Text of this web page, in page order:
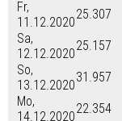
Fr,
11.12.2020
25.307
Sa,
12.12.2020
25.157
So,
13.12.2020
31.957
Mo,
14.12.2020
22.354